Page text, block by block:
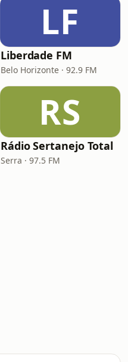
LF
Liberdade FM
Belo Horizonte · 92.9 FM
RS
Rádio Sertanejo Total
Serra · 97.5 FM